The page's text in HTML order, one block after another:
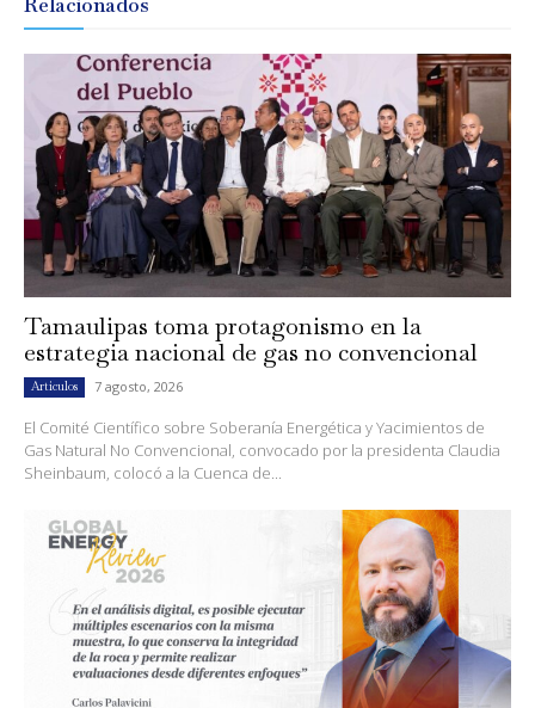
Tamaulipas toma protagonismo en la
estrategia nacional de gas no convencional
Artículos 7 agosto, 2026
El Comité Científico sobre Soberanía Energética y Yacimientos de
Gas Natural No Convencional, convocado por la presidenta Claudia
Sheinbaum, colocó a la Cuenca de...